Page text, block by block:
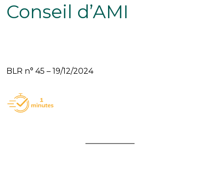
Conseil d’AMI
BLR n° 45 – 19/12/2024